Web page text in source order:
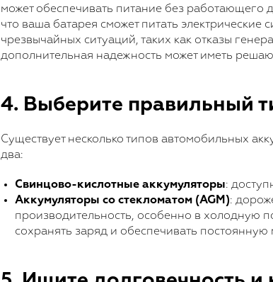
может обеспечивать питание без работающего
что ваша батарея сможет питать
чрезвычайных ситуаций, таких как отказы
дополнительная надежность может иметь
4. Выберите правильный
Существует несколько типов автомобильных
два:
Свинцово-кислотные аккумуляторы:
Аккумуляторы со стекломатом (AGM):
производительность, особенно в холодную
сохранять заряд и обеспечивать